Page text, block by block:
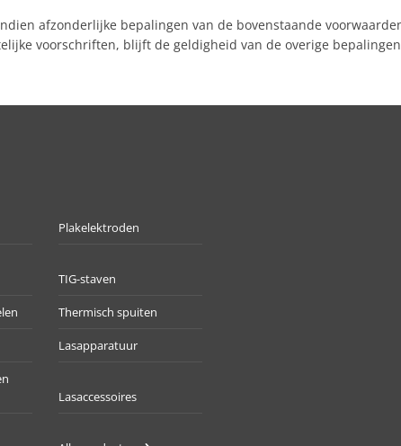
afzonderlijke bepalingen van de bovenstaande
voorschriften, blijft de geldigheid van de overige
Plakelektroden
TIG-staven
Thermisch spuiten
Lasapparatuur
Lasaccessoires